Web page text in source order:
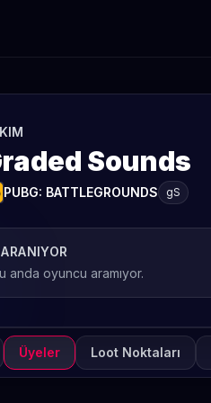
Sounds
PUBG: BATTLEGROUNDS
gS
anda oyuncu aramıyor.
Üyeler Loot Noktaları